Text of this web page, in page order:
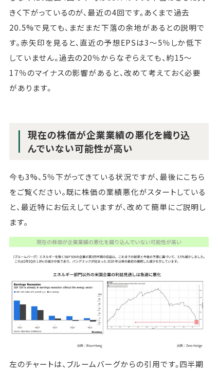
きく下がっているのが、最近の4回です。あくまで過去
20.5%で見ても、まだまだ下落の余地があるとの説明で
す。赤矢印を見ると、直近の予想EPSは3～5％しか低下
していません。過去の20％からなぞらえても、約15～
17％のマイナスの影響があると、改めて考えておく必要
があります。
現在の株価が企業業績の悪化を織り込
んでいない可能性が高い
今も3%、5％下がってきている状況ですが、最後にこちら
をご覧ください。既に株価の業績悪化がスタートしている
と、最近特にお伝えしていますが、改めて簡単にご説明し
ます。
左のチャートは、ブルームバーグからの引用です。四半期